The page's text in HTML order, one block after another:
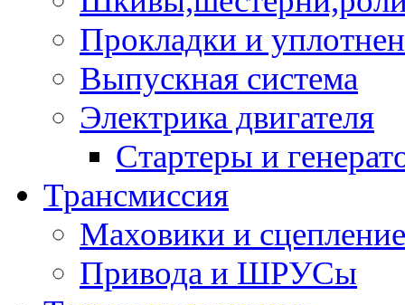
Прокладки и
Выпускная система
Электрика двигателя
Стартеры и
Трансмиссия
Маховики и сцепление
Привода и ШРУСы